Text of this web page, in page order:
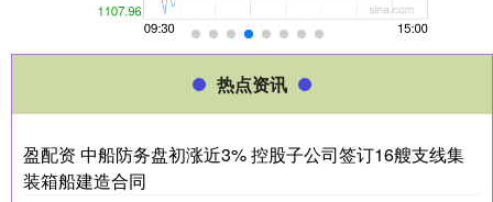
热点资讯
盈配资 中船防务盘初涨近3% 控股子公司签订16艘支线集
装箱船建造合同